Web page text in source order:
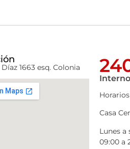
1663 esq. Colonia
Horarios
Casa
Lunes a
09:00 a